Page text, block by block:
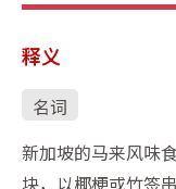
释义
名词
新加坡的马来风味